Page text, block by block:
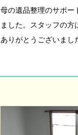
母の遺品整理のサポー
ました。スタッフの
ありがとうございまし